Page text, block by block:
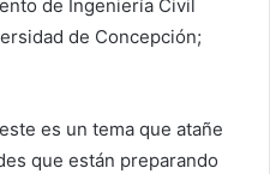
de Ingeniería Civil
de Concepción;
es un tema que atañe
que están preparando